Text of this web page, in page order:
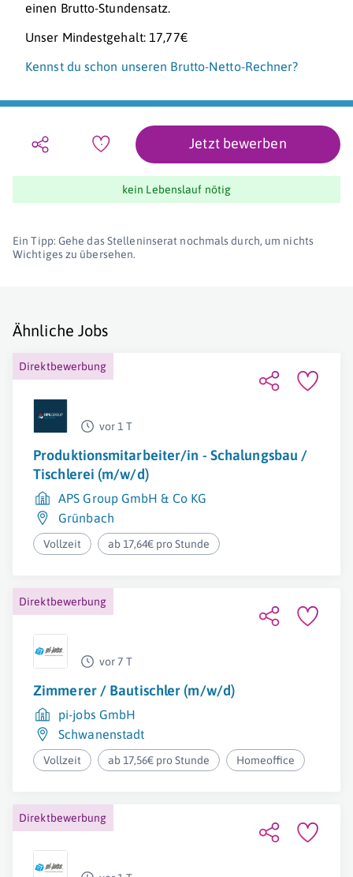
einen Brutto-Stundensatz.
Unser Mindestgehalt: 17,77€
Kennst du schon unseren Brutto-Netto-Rechner?
Jetzt bewerben
kein Lebenslauf nötig
Ein Tipp: Gehe das Stelleninserat nochmals durch, um nichts
Wichtiges zu übersehen.
Ähnliche Jobs
Direktbewerbung
vor 1 T
Produktionsmitarbeiter/in - Schalungsbau /
Tischlerei (m/w/d)
APS Group GmbH & Co KG
Grünbach
Vollzeit ab 17,64€ pro Stunde
Direktbewerbung
vor 7 T
Zimmerer / Bautischler (m/w/d)
pi-jobs GmbH
Schwanenstadt
Vollzeit ab 17,56€ pro Stunde Homeoffice
Direktbewerbung